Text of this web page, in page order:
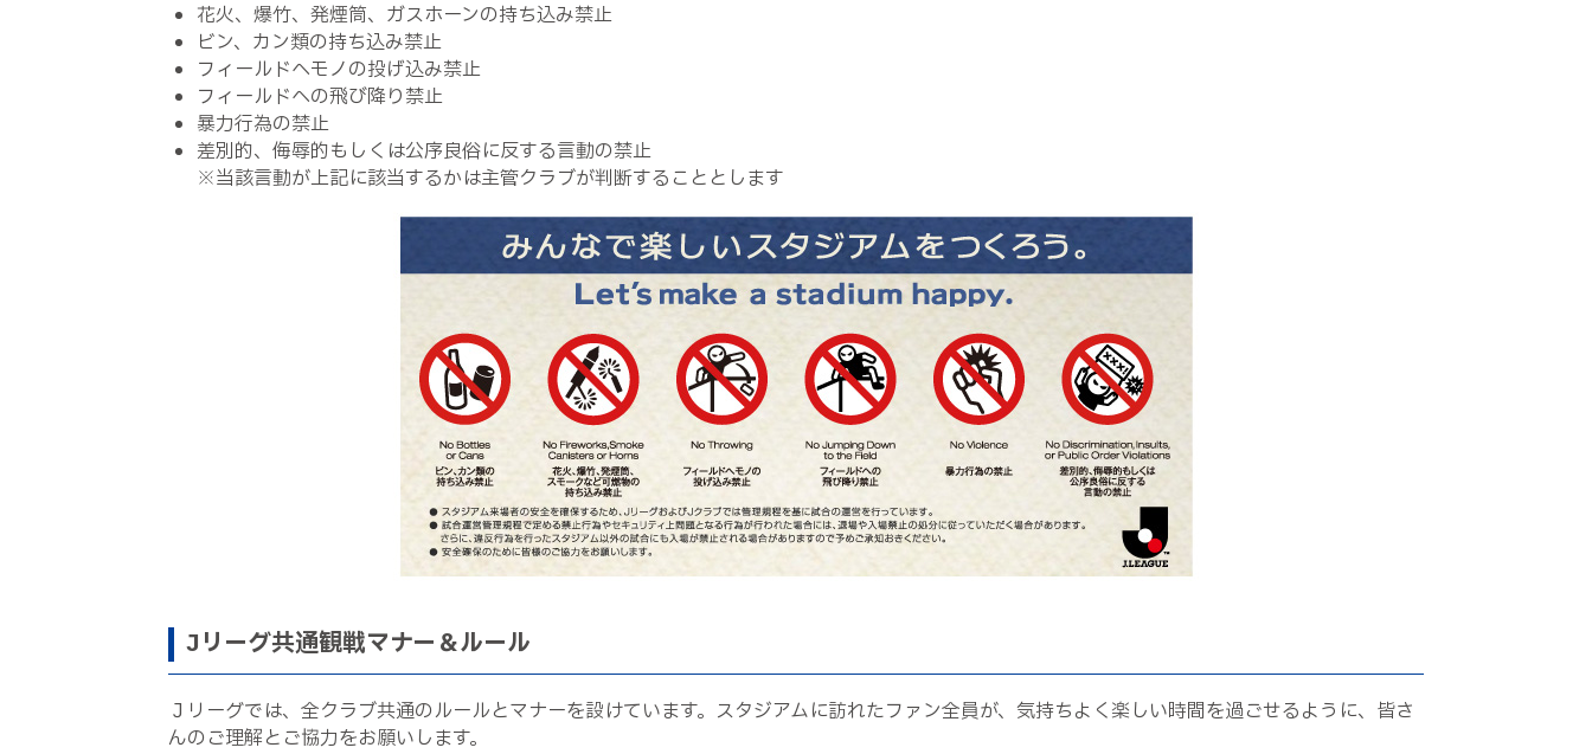
花火、爆竹、発煙筒、ガスホーンの持ち込み禁止
ビン、カン類の持ち込み禁止
フィールドへモノの投げ込み禁止
フィールドへの飛び降り禁止
暴力行為の禁止
差別的、侮辱的もしくは公序良俗に反する言動の禁止
※当該言動が上記に該当するかは主管クラブが判断することとします
Jリーグ共通観戦マナー＆ルール
Ｊリーグでは、全クラブ共通のルールとマナーを設けています。スタジアムに訪れたファン全員が、気持ちよく楽しい時間を過ごせるように、皆さ
んのご理解とご協力をお願いします。